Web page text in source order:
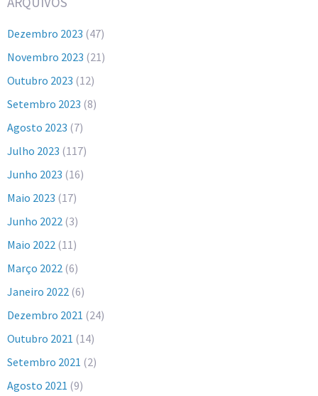
Dezembro 2023 (47)
Novembro 2023 (21)
Outubro 2023 (12)
Setembro 2023 (8)
Agosto 2023 (7)
Julho 2023 (117)
Junho 2023 (16)
Maio 2023 (17)
Junho 2022 (3)
Maio 2022 (11)
Março 2022 (6)
Janeiro 2022 (6)
Dezembro 2021 (24)
Outubro 2021 (14)
Setembro 2021 (2)
Agosto 2021 (9)